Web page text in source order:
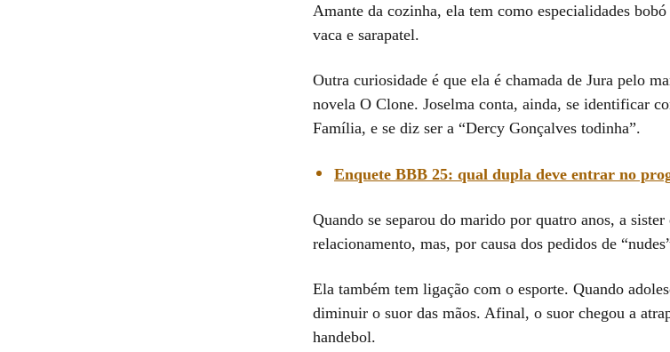
Amante da cozinha, ela tem como especialidades
vaca e sarapatel.
Outra curiosidade é que ela é chamada de Jura pelo
novela O Clone. Joselma conta, ainda, se identificar
Família, e se diz ser a “Dercy Gonçalves todinha”.
Enquete BBB 25: qual dupla deve entrar no
Quando se separou do marido por quatro anos, a
relacionamento, mas, por causa dos pedidos de
Ela também tem ligação com o esporte. Quando
diminuir o suor das mãos. Afinal, o suor chegou a
handebol.